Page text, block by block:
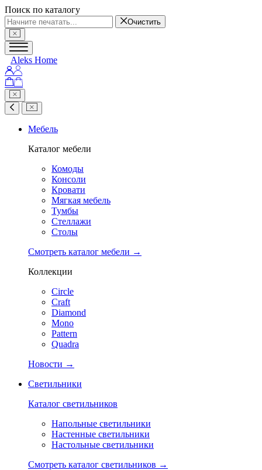
Поиск по каталогу
Очистить
Aleks Home
Мебель
Каталог мебели
Комоды
Консоли
Кровати
Мягкая мебель
Тумбы
Стеллажи
Столы
Смотреть каталог мебели →
Коллекции
Circle
Craft
Diamond
Mono
Pattern
Quadra
Новости →
Светильники
Каталог светильников
Напольные светильники
Настенные светильники
Настольные светильники
Смотреть каталог светильников →